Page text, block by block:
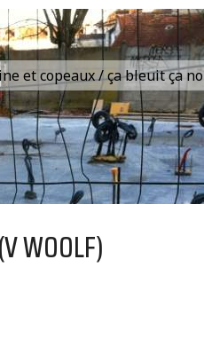
et copeaux / ça bleuit ça
WOOLF)